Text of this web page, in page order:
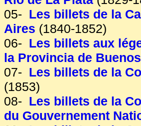
05- Les billets de la
Aires (1840-1852)
06- Les billets aux
la Provincia de
07- Les billets de la
(1853)
08- Les billets de la
du Gouvernement